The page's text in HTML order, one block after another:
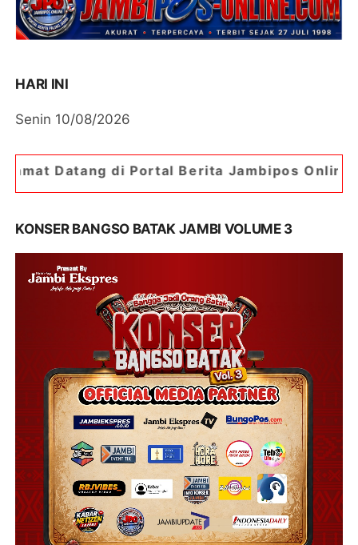
HARI INI
Senin 10/08/2026
di Portal Berita Jambipos Online. Portal Berita
KONSER BANGSO BATAK JAMBI VOLUME 3